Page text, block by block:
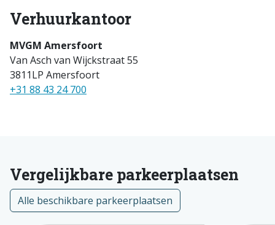
Verhuurkantoor
MVGM Amersfoort
Van Asch van Wijckstraat 55
3811LP Amersfoort
+31 88 43 24 700
Vergelijkbare parkeerplaatsen
Alle beschikbare parkeerplaatsen